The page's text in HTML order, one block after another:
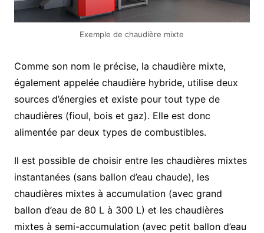
Exemple de chaudière mixte
Comme son nom le précise, la chaudière mixte,
également appelée chaudière hybride, utilise deux
sources d’énergies et existe pour tout type de
chaudières (fioul, bois et gaz). Elle est donc
alimentée par deux types de combustibles.
Il est possible de choisir entre les chaudières mixtes
instantanées (sans ballon d’eau chaude), les
chaudières mixtes à accumulation (avec grand
ballon d’eau de 80 L à 300 L) et les chaudières
mixtes à semi-accumulation (avec petit ballon d’eau